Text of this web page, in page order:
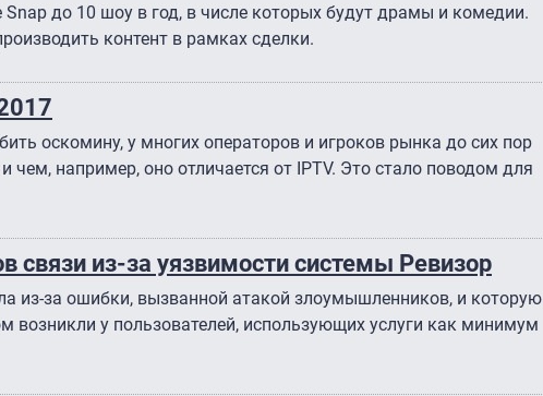
до 10 шоу в год, в числе которых будут драмы и комедии.
контент в рамках сделки.
оскомину, у многих операторов и игроков рынка до сих пор
чем, например, оно отличается от IPTV. Это стало поводом для
связи из-за уязвимости системы Ревизор
из-за ошибки, вызванной атакой злоумышленников, и которую
возникли у пользователей, использующих услуги как минимум